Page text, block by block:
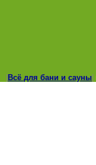
Всё для бани и сауны